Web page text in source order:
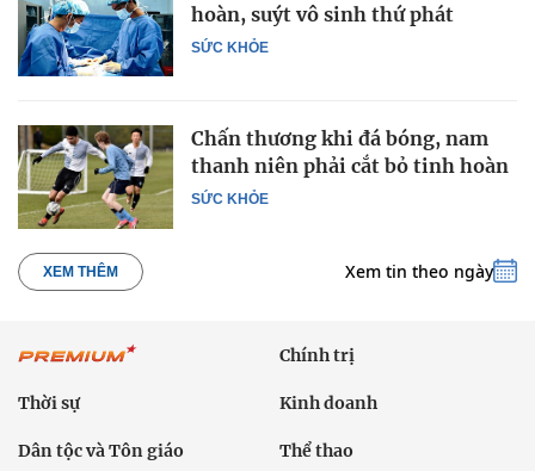
SỨC KHỎE
hoàn, suýt vô sinh thứ phát
SỨC KHỎE
Chấn thương khi đá bóng, nam
thanh niên phải cắt bỏ tinh hoàn
XEM THÊM Xem tin theo ngày
Chính trị
Thời sự Kinh doanh
Dân tộc và Tôn giáo Thể thao